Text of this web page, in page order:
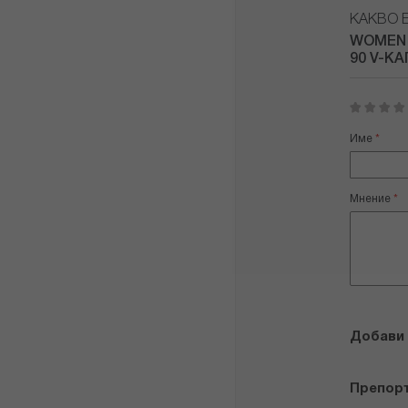
КАКВО
90 V-
star
stars
stars
stars
stars
Име
Мнение
Добави